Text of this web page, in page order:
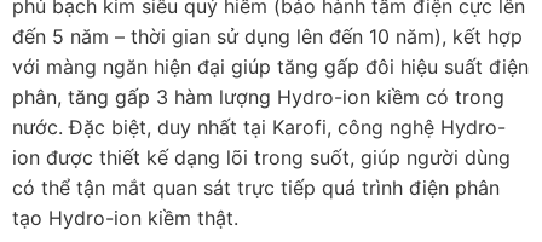
phủ bạch kim siêu quý hiếm (bảo hành tấm điện cực lên
đến 5 năm – thời gian sử dụng lên đến 10 năm), kết hợp
với màng ngăn hiện đại giúp tăng gấp đôi hiệu suất điện
phân, tăng gấp 3 hàm lượng Hydro-ion kiềm có trong
nước. Đặc biệt, duy nhất tại Karofi, công nghệ Hydro-
ion được thiết kế dạng lõi trong suốt, giúp người dùng
có thể tận mắt quan sát trực tiếp quá trình điện phân
tạo Hydro-ion kiềm thật.